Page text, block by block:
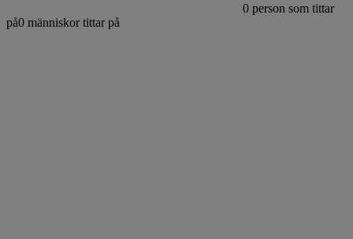
0 person som tittar
på0 människor tittar på